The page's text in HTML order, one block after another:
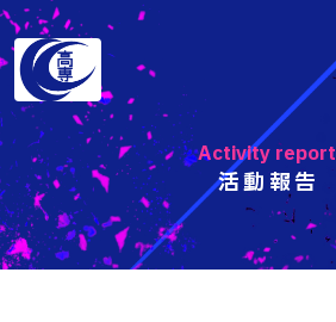
活動報告
Activity report
学科・専攻科
電子情報学系学科